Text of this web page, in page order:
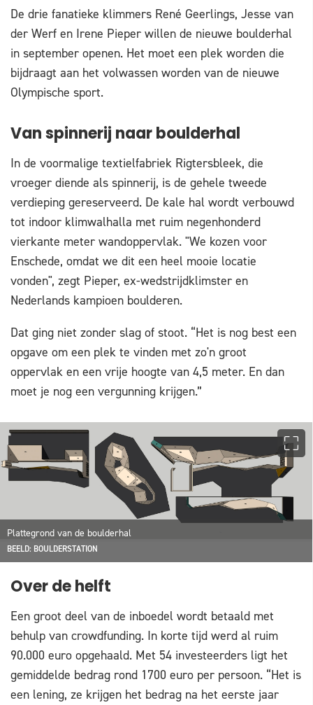
De drie fanatieke klimmers René Geerlings, Jesse van
der Werf en Irene Pieper willen de nieuwe boulderhal
in september openen. Het moet een plek worden die
bijdraagt aan het volwassen worden van de nieuwe
Olympische sport.
Van spinnerij naar boulderhal
In de voormalige textielfabriek Rigtersbleek, die
vroeger diende als spinnerij, is de gehele tweede
verdieping gereserveerd. De kale hal wordt verbouwd
tot indoor klimwalhalla met ruim negenhonderd
vierkante meter wandoppervlak. "We kozen voor
Enschede, omdat we dit een heel mooie locatie
vonden", zegt Pieper, ex-wedstrijdklimster en
Nederlands kampioen boulderen.
Dat ging niet zonder slag of stoot. “Het is nog best een
opgave om een plek te vinden met zo'n groot
oppervlak en een vrije hoogte van 4,5 meter. En dan
moet je nog een vergunning krijgen.”
Plattegrond van de boulderhal
BEELD: BOULDERSTATION
Over de helft
Een groot deel van de inboedel wordt betaald met
behulp van crowdfunding. In korte tijd werd al ruim
90.000 euro opgehaald. Met 54 investeerders ligt het
gemiddelde bedrag rond 1700 euro per persoon. “Het is
een lening, ze krijgen het bedrag na het eerste jaar